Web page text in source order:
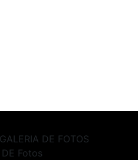
GALERIA DE FOTOS
Fotos